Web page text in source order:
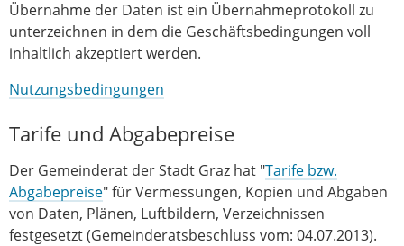
Übernahme der Daten ist ein Übernahmeprotokoll zu
unterzeichnen in dem die Geschäftsbedingungen voll
inhaltlich akzeptiert werden.
Nutzungsbedingungen
Tarife und Abgabepreise
Der Gemeinderat der Stadt Graz hat "Tarife bzw.
Abgabepreise" für Vermessungen, Kopien und Abgaben
von Daten, Plänen, Luftbildern, Verzeichnissen
festgesetzt (Gemeinderatsbeschluss vom: 04.07.2013).